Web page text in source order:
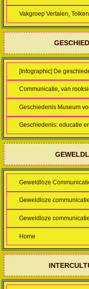
Vakgroep Vertalen,
[Infographic] De
Communicatie, van
Geschiedenis Museum
Geschiedenis: educatie
Geweldloze
Geweldloze
Geweldloze
Home